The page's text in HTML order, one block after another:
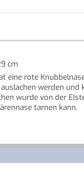
cm
eine rote
werden und
wurde von der
tarnen kann.
jedoch nicht so gut,
über das